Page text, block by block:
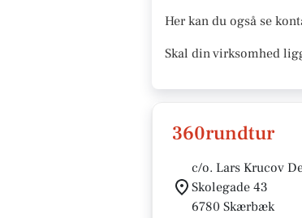
Her kan du også se
Skal din virksomhed
360rundtur
c/o. Lars Krucov
Skolegade 43
6780 Skærbæk